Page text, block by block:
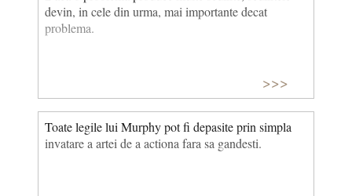
devin, in cele din urma, mai importante decat
problema.
>>>
Toate legile lui Murphy pot fi depasite prin simpla
invatare a artei de a actiona fara sa gandesti.